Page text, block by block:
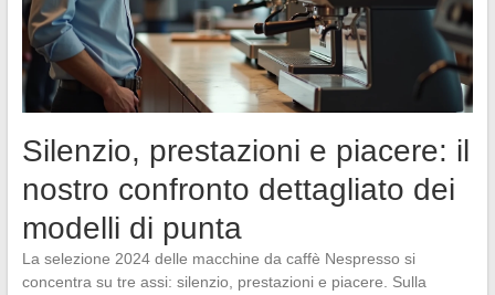
Silenzio, prestazioni e piacere: il
nostro confronto dettagliato dei
modelli di punta
La selezione 2024 delle macchine da caffè Nespresso si
concentra su tre assi: silenzio, prestazioni e piacere. Sulla